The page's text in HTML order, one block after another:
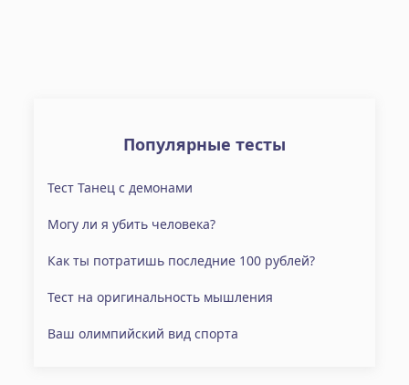
Популярные тесты
Тест Танец с демонами
Могу ли я убить человека?
Как ты потратишь последние 100 рублей?
Тест на оригинальность мышления
Ваш олимпийский вид спорта